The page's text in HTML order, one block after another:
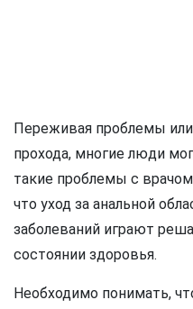
Переживая проблемы
прохода, многие люди
такие проблемы с
что уход за анальной
заболеваний играют
состоянии здоровья.
Необходимо понимать,